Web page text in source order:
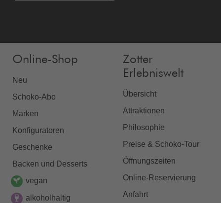
Online-Shop
Neu
Schoko-Abo
Marken
Konfiguratoren
Geschenke
Backen und Desserts
vegan
alkoholhaltig
Zotter
Erlebniswelt
Übersicht
Attraktionen
Philosophie
Preise & Schoko-Tour
Öffnungszeiten
Online-Reservierung
Anfahrt